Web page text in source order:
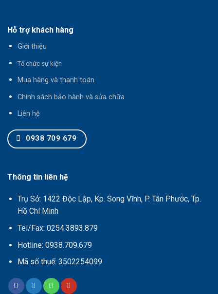
Hỗ trợ khách hàng
Giới thiệu
Tổ chức sự kiện
Mua hàng và thanh toán
Chính sách bảo hành và sửa chữa
Liên hệ
0938 709 679
Thông tin liên hệ
Trụ Sở: 1422 Độc Lập, Kp. Song Vĩnh, P. Tân Phước, Tp.
Hồ Chí Minh
Tel/Fax: 0254.3893.879
Hotline: 0938.709.679
Mã số thuế: 3502254099